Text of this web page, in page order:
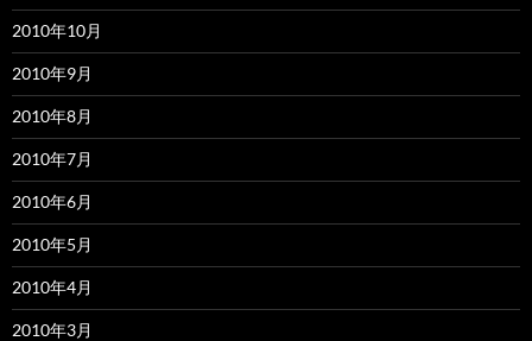
2010年10月
2010年9月
2010年8月
2010年7月
2010年6月
2010年5月
2010年4月
2010年3月